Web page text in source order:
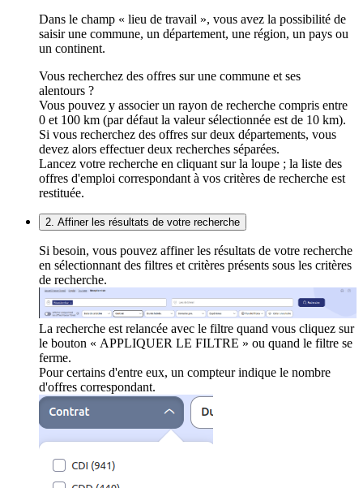
Dans le champ « lieu de travail », vous avez la possibilité de
saisir une commune, un département, une région, un pays ou
un continent.
Vous recherchez des offres sur une commune et ses
alentours ?
Vous pouvez y associer un rayon de recherche compris entre
0 et 100 km (par défaut la valeur sélectionnée est de 10 km).
Si vous recherchez des offres sur deux départements, vous
devez alors effectuer deux recherches séparées.
Lancez votre recherche en cliquant sur la loupe ; la liste des
offres d'emploi correspondant à vos critères de recherche est
restituée.
2. Affiner les résultats de votre recherche
Si besoin, vous pouvez affiner les résultats de votre recherche
en sélectionnant des filtres et critères présents sous les critères
de recherche.
La recherche est relancée avec le filtre quand vous cliquez sur
le bouton « APPLIQUER LE FILTRE » ou quand le filtre se
ferme.
Pour certains d'entre eux, un compteur indique le nombre
d'offres correspondant.